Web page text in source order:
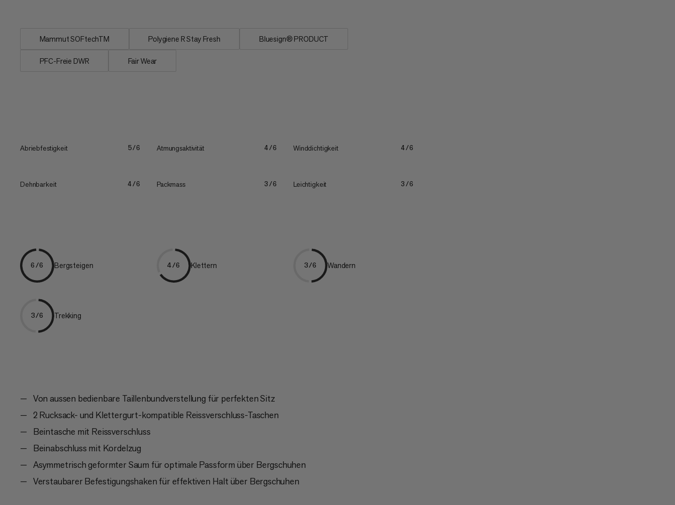
Mammut SOFtechTM Polygiene R Stay Fresh Bluesign® PRODUCT
PFC-Freie DWR Fair Wear
Abriebfestigkeit 5/6 Atmungsaktivität 4/6 Winddichtigkeit 4/6
Dehnbarkeit 4/6 Packmass 3/6 Leichtigkeit 3/6
6/6 Bergsteigen 4/6 Klettern 3/6 Wandern
3/6 Trekking
Von aussen bedienbare Taillenbundverstellung für perfekten Sitz
2 Rucksack- und Klettergurt-kompatible Reissverschluss-Taschen
Beintasche mit Reissverschluss
Beinabschluss mit Kordelzug
Asymmetrisch geformter Saum für optimale Passform über Bergschuhen
Verstaubarer Befestigungshaken für effektiven Halt über Bergschuhen